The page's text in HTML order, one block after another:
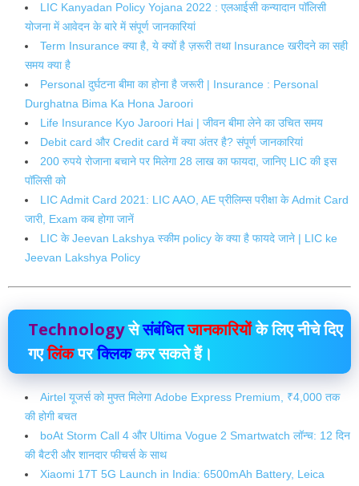
LIC Kanyadan Policy Yojana 2022 : एलआईसी कन्यादान पॉलिसी
योजना में आवेदन के बारे में संपूर्ण जानकारियां
Term Insurance क्या है, ये क्यों है ज़रूरी तथा Insurance खरीदने का सही
समय क्या है
Personal दुर्घटना बीमा का होना है जरूरी | Insurance : Personal
Durghatna Bima Ka Hona Jaroori
Life Insurance Kyo Jaroori Hai | जीवन बीमा लेने का उचित समय
Debit card और Credit card में क्या अंतर है? संपूर्ण जानकारियां
200 रुपये रोजाना बचाने पर मिलेगा 28 लाख का फायदा, जानिए LIC की इस
पॉलिसी को
LIC Admit Card 2021: LIC AAO, AE प्रीलिम्स परीक्षा के Admit Card
जारी, Exam कब होगा जानें
LIC के Jeevan Lakshya स्कीम policy के क्या है फायदे‌ जाने | LIC ke
Jeevan Lakshya Policy
Technologyसेसंबंधितजानकारियोंके लिए नीचे दिए
गएलिंकपरक्लिककर सकते हैं।
Airtel यूजर्स को मुफ्त मिलेगा Adobe Express Premium, ₹4,000 तक
की होगी बचत
boAt Storm Call 4 और Ultima Vogue 2 Smartwatch लॉन्च: 12 दिन
की बैटरी और शानदार फीचर्स के साथ
Xiaomi 17T 5G Launch in India: 6500mAh Battery, Leica